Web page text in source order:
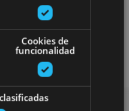
Cookies de
funcionalidad